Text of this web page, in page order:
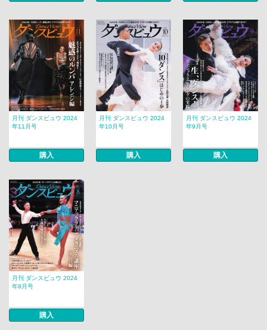
月刊 ダンスビュウ 2024
年11月号
購入
月刊 ダンスビュウ 2024
年10月号
購入
月刊 ダンスビュウ 2024
年9月号
購入
月刊 ダンスビュウ 2024
年8月号
購入